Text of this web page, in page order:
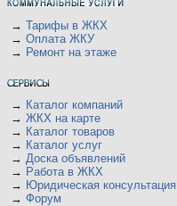
→ Тарифы в ЖКХ
→ Оплата ЖКУ
→ Ремонт на этаже
→ Каталог компаний
→ ЖКХ на карте
→ Каталог товаров
→ Каталог услуг
→ Доска объявлений
→ Работа в ЖКХ
→ Юридическая консультация
→ Форум